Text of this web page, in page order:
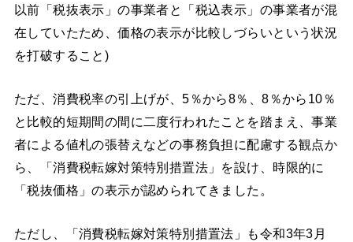
以前「税抜表示」の事業者と「税込表示」の事業者が混
在していたため、価格の表示が比較しづらいという状況
を打破すること)
ただ、消費税率の引上げが、5％から8％、8％から10％
と比較的短期間の間に二度行われたことを踏まえ、事業
者による値札の張替えなどの事務負担に配慮する観点か
ら、「消費税転嫁対策特別措置法」を設け、時限的に
「税抜価格」の表示が認められてきました。
ただし、「消費税転嫁対策特別措置法」も令和3年3月